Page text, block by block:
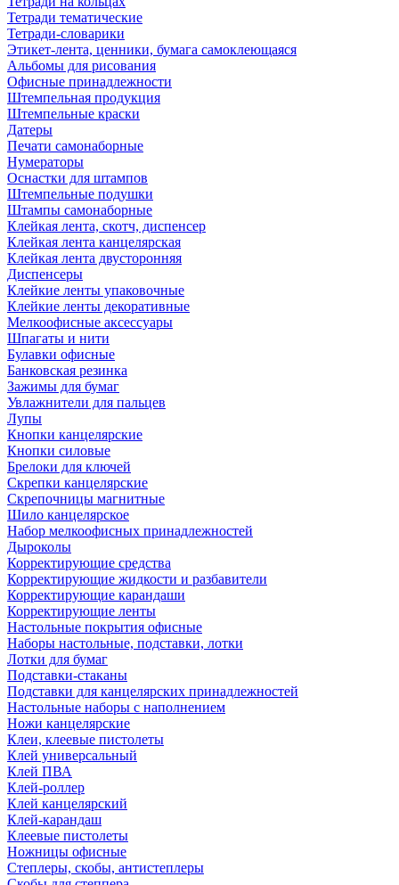
Тетради тематические
Тетради-словарики
Этикет-лента, ценники, бумага самоклеющаяся
Альбомы для рисования
Офисные принадлежности
Штемпельная продукция
Штемпельные краски
Датеры
Печати самонаборные
Нумераторы
Оснастки для штампов
Штемпельные подушки
Штампы самонаборные
Клейкая лента, скотч, диспенсер
Клейкая лента канцелярская
Клейкая лента двусторонняя
Диспенсеры
Клейкие ленты упаковочные
Клейкие ленты декоративные
Мелкоофисные аксессуары
Шпагаты и нити
Булавки офисные
Банковская резинка
Зажимы для бумаг
Увлажнители для пальцев
Лупы
Кнопки канцелярские
Кнопки силовые
Брелоки для ключей
Скрепки канцелярские
Скрепочницы магнитные
Шило канцелярское
Набор мелкоофисных принадлежностей
Дыроколы
Корректирующие средства
Корректирующие жидкости и разбавители
Корректирующие карандаши
Корректирующие ленты
Настольные покрытия офисные
Наборы настольные, подставки, лотки
Лотки для бумаг
Подставки-стаканы
Подставки для канцелярских принадлежностей
Настольные наборы с наполнением
Ножи канцелярские
Клеи, клеевые пистолеты
Клей универсальный
Клей ПВА
Клей-роллер
Клей канцелярский
Клей-карандаш
Клеевые пистолеты
Ножницы офисные
Степлеры, скобы, антистеплеры